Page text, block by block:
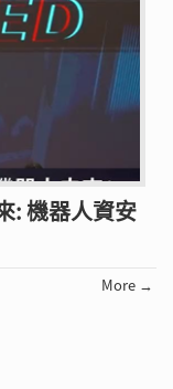
: 機器人資安
More →